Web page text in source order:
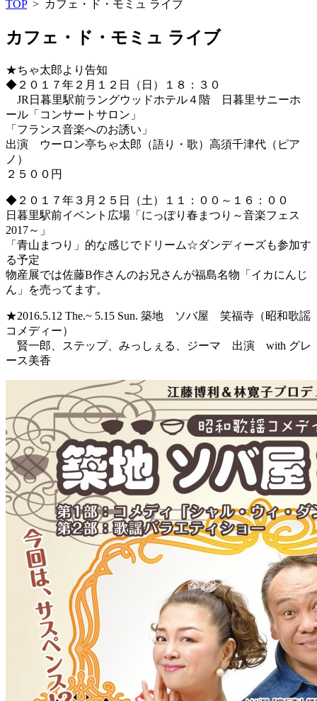
TOP> カフェ・ド・モミュ ライブ
カフェ・ド・モミュ ライブ
★ちゃ太郎より告知
◆２０１７年２月１２日（日）１８：３０
JR日暮里駅前ラングウッドホテル４階 日暮里サニーホ
ール「コンサートサロン」
「フランス音楽へのお誘い」
出演 ウーロン亭ちゃ太郎（語り・歌）高須千津代（ピア
ノ）
２５００円
◆２０１７年３月２５日（土）１１：００～１６：００
日暮里駅前イベント広場「にっぽり春まつり～音楽フェス
2017～」
「青山まつり」的な感じでドリーム☆ダンディーズも参加す
る予定
物産展では佐藤B作さんのお兄さんが福島名物「イカにんじ
ん」を売ってます。
★2016.5.12 The.~ 5.15 Sun. 築地 ソバ屋 笑福寺（昭和歌謡
コメディー）
賢一郎、ステップ、みっしぇる、ジーマ 出演 with グレ
ース美香